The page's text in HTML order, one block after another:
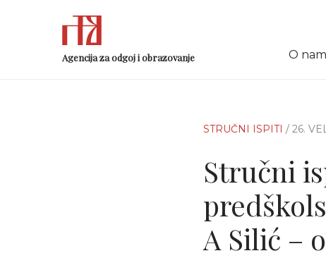
Agencija za odgoj i obrazovanje O
STRUČNI ISPITI / 26.
Stručni
A Silić –